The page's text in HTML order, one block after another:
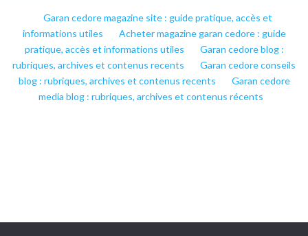
Garan cedore magazine site : guide pratique, accès et
informations utiles
Acheter magazine garan cedore : guide
pratique, accès et informations utiles
Garan cedore blog :
rubriques, archives et contenus recents
Garan cedore conseils
blog : rubriques, archives et contenus recents
Garan cedore
media blog : rubriques, archives et contenus récents